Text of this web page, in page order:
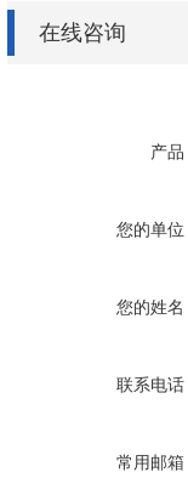
在线咨询
产品
您的单位
您的姓名
联系电话
常用邮箱